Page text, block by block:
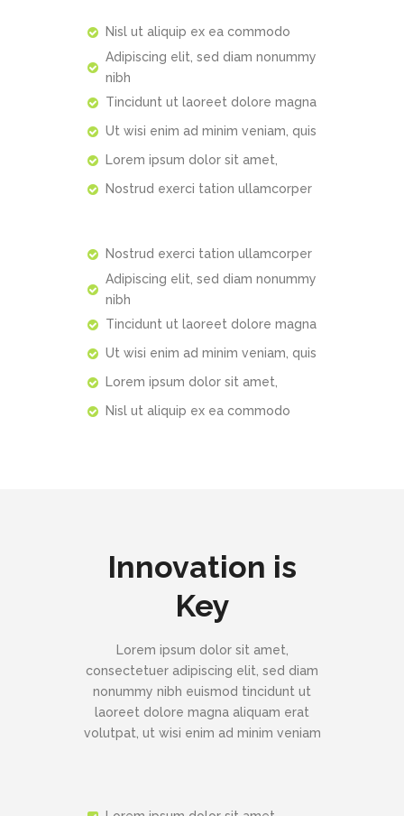
Nisl ut aliquip ex ea commodo
Adipiscing elit, sed diam nonummy
nibh
Tincidunt ut laoreet dolore magna
Ut wisi enim ad minim veniam, quis
Lorem ipsum dolor sit amet,
Nostrud exerci tation ullamcorper
Nostrud exerci tation ullamcorper
Adipiscing elit, sed diam nonummy
nibh
Tincidunt ut laoreet dolore magna
Ut wisi enim ad minim veniam, quis
Lorem ipsum dolor sit amet,
Nisl ut aliquip ex ea commodo
Innovation is
Key
Lorem ipsum dolor sit amet,
consectetuer adipiscing elit, sed diam
nonummy nibh euismod tincidunt ut
laoreet dolore magna aliquam erat
volutpat, ut wisi enim ad minim veniam